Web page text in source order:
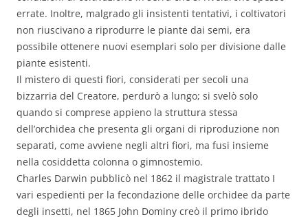
errate. Inoltre, malgrado gli insistenti tentativi, i coltivatori
non riuscivano a riprodurre le piante dai semi, era
possibile ottenere nuovi esemplari solo per divisione dalle
piante esistenti.
Il mistero di questi fiori, considerati per secoli una
bizzarria del Creatore, perdurò a lungo; si svelò solo
quando si comprese appieno la struttura stessa
dell’orchidea che presenta gli organi di riproduzione non
separati, come avviene negli altri fiori, ma fusi insieme
nella cosiddetta colonna o gimnostemio.
Charles Darwin pubblicò nel 1862 il magistrale trattato I
vari espedienti per la fecondazione delle orchidee da parte
degli insetti, nel 1865 John Dominy creò il primo ibrido